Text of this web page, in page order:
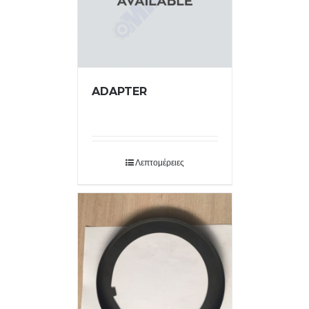
ADAPTER
Λεπτομέρειες